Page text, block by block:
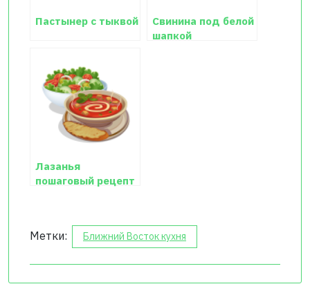
Пастынер с тыквой
Свинина под белой
шапкой
Лазанья
пошаговый рецепт
Метки: Ближний Восток кухня